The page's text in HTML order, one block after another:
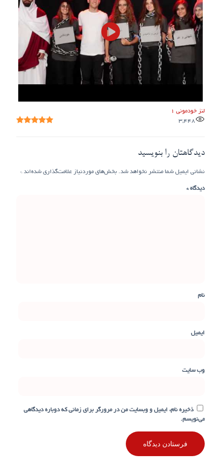
لنز خودمونی ۱
3,448
دیدگاهتان را بنویسید
نشانی ایمیل شما منتشر نخواهد شد. بخش‌های موردنیاز علامت‌گذاری شده‌اند *
دیدگاه*
نام
ایمیل
وب‌ سایت
ذخیره نام، ایمیل و وبسایت من در مرورگر برای زمانی که دوباره دیدگاهی
می‌نویسم.